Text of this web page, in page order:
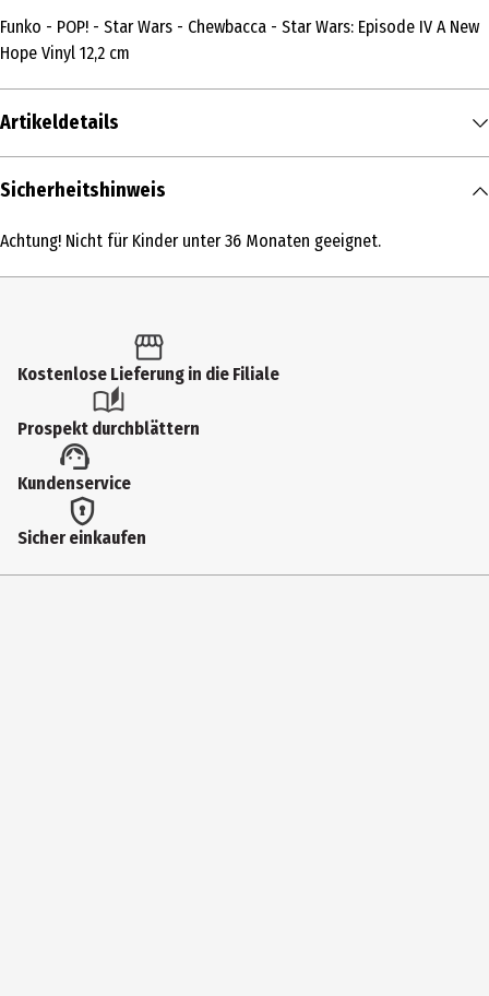
Funko - POP! - Star Wars - Chewbacca - Star Wars: Episode IV A New
Hope Vinyl 12,2 cm
Artikeldetails
Inhalt
Produkttyp
6 Jahre
Artikelnummer des Herstellers
67533
Lizenz (spw)
Funko Star Wars
Hersteller
Sicherheitshinweis
Achtung! Nicht für Kinder unter 36 Monaten geeignet.
Kostenlose Lieferung in die Filiale
Prospekt durchblättern
Kundenservice
Sicher einkaufen